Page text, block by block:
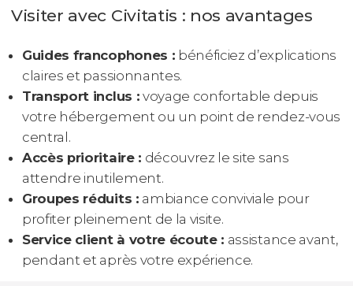
Visiter avec Civitatis : nos avantages
Guides francophones : bénéficiez d’explications
claires et passionnantes.
Transport inclus : voyage confortable depuis
votre hébergement ou un point de rendez-vous
central.
Accès prioritaire : découvrez le site sans
attendre inutilement.
Groupes réduits : ambiance conviviale pour
profiter pleinement de la visite.
Service client à votre écoute : assistance avant,
pendant et après votre expérience.